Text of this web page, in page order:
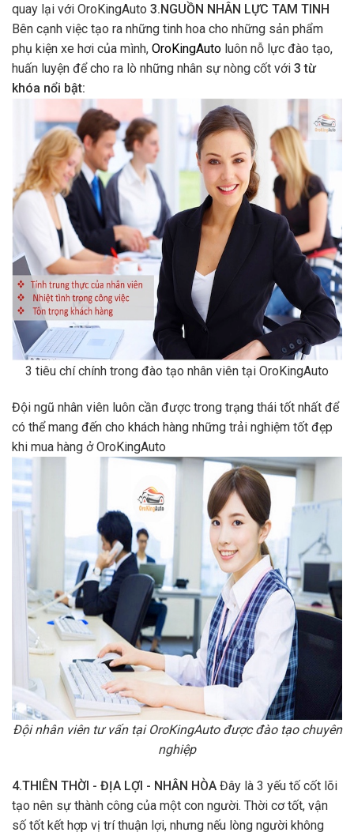
quay lại với OroKingAuto 3.NGUỒN NHÂN LỰC TAM TINH
Bên cạnh việc tạo ra những tinh hoa cho những sản phẩm
phụ kiện xe hơi của mình, OroKingAuto luôn nỗ lực đào tạo,
huấn luyện để cho ra lò những nhân sự nòng cốt với 3 từ
khóa nổi bật:
3 tiêu chí chính trong đào tạo nhân viên tại OroKingAuto
Đội ngũ nhân viên luôn cần được trong trạng thái tốt nhất để
có thể mang đến cho khách hàng những trải nghiệm tốt đẹp
khi mua hàng ở OroKingAuto
Đội nhân viên tư vấn tại OroKingAuto được đào tạo chuyên
nghiệp
4.THIÊN THỜI - ĐỊA LỢI - NHÂN HÒA Đây là 3 yếu tố cốt lõi
tạo nên sự thành công của một con người. Thời cơ tốt, vận
số tốt kết hợp vị trí thuận lợi, nhưng nếu lòng người không